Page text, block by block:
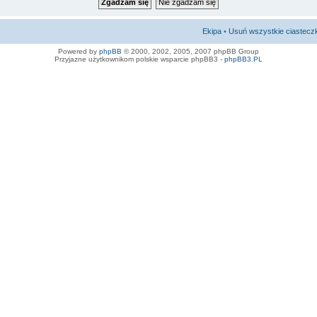
Ekipa • Usuń wszystkie
Powered by phpBB © 2000, 2002, 2005, 2007 phpBB Group
Przyjazne użytkownikom polskie wsparcie phpBB3 - phpBB3.PL